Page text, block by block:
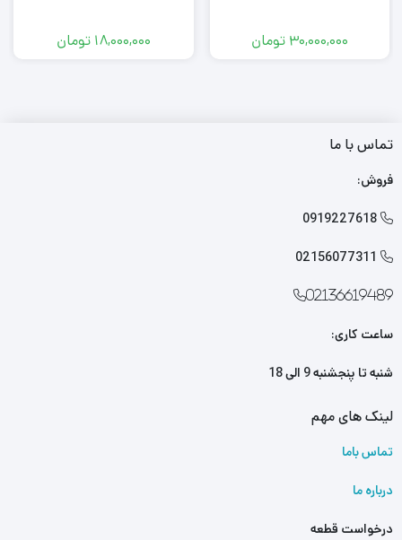
30,000,000 تومان 18,000,000 تومان
تماس با ما
فروش:

0919227618

02156077311
02136619489
ساعت کاری:
شنبه تا پنجشنبه 9 الی 18
لینک های مهم
تماس باما
درباره ما
درخواست قطعه